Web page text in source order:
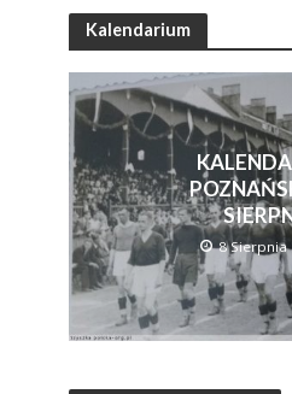
Kalendarium
8 Sierpnia